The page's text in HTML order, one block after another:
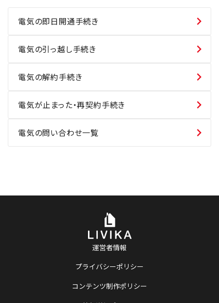
電気の即日開通手続き
電気の引っ越し手続き
電気の解約手続き
電気が止まった・再契約手続き
電気の問い合わせ一覧
運営者情報
プライバシーポリシー
コンテンツ制作ポリシー